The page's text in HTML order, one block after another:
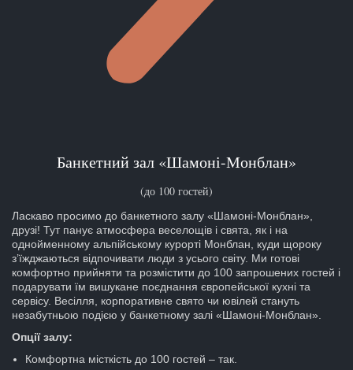
Банкетний зал «Шамоні-Монблан»
(до 100 гостей)
Ласкаво просимо до банкетного залу «Шамоні-Монблан»,
друзі! Тут панує атмосфера веселощів і свята, як і на
однойменному альпійському курорті Монблан, куди щороку
з’їжджаються відпочивати люди з усього світу. Ми готові
комфортно прийняти та розмістити до 100 запрошених гостей і
подарувати їм вишукане поєднання європейської кухні та
сервісу. Весілля, корпоративне свято чи ювілей стануть
незабутньою подією у банкетному залі «Шамоні-Монблан».
Опції залу:
Комфортна місткість до 100 гостей – так.